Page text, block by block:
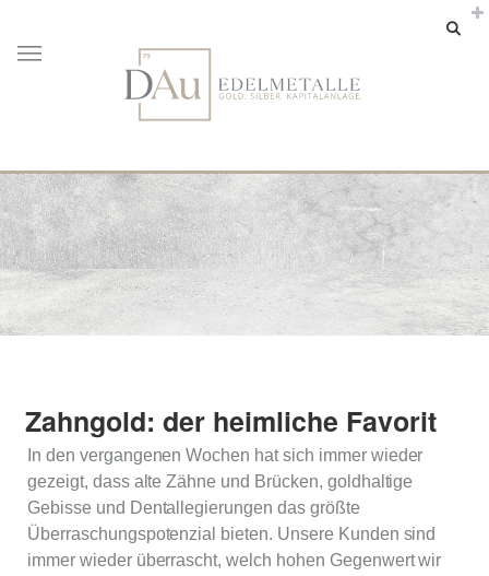
Zahngold: der heimliche Favorit
In den vergangenen Wochen hat sich immer wieder
gezeigt, dass alte Zähne und Brücken, goldhaltige
Gebisse und Dentallegierungen das größte
Überraschungspotenzial bieten. Unsere Kunden sind
immer wieder überrascht, welch hohen Gegenwert wir